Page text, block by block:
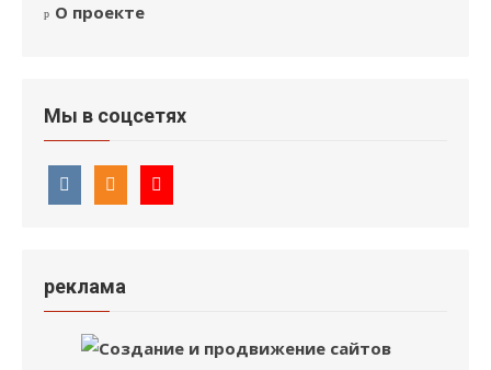
О проекте
Мы в соцсетях
реклама